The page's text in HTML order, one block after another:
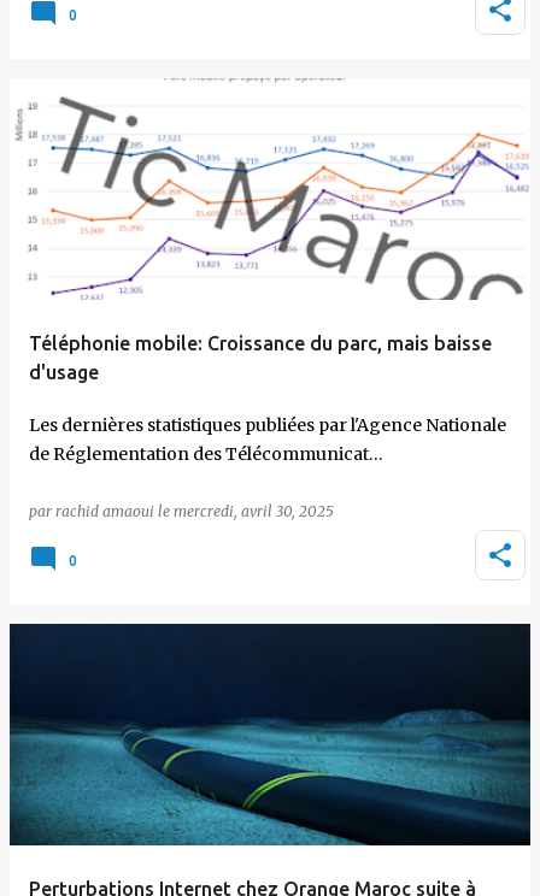
0
Téléphonie mobile: Croissance du parc, mais baisse
d'usage
Les dernières statistiques publiées par l'Agence Nationale
de Réglementation des Télécommunicat…
par rachid amaoui le mercredi, avril 30, 2025
0
Perturbations Internet chez Orange Maroc suite à